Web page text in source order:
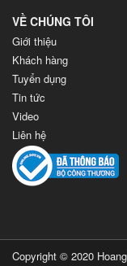
VỀ CHÚNG TÔI
Giới thiệu
Khách hàng
Tuyển dụng
Tin tức
Video
Liên hệ
Copyright © 2020